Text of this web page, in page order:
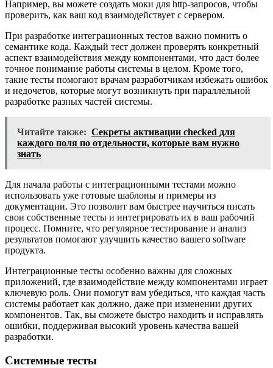
Например, вы можете создать моки для http-запросов, чтобы
проверить, как ваш код взаимодействует с сервером.
При разработке интеграционных тестов важно помнить о
семантике кода. Каждый тест должен проверять конкретный
аспект взаимодействия между компонентами, что даст более
точное понимание работы системы в целом. Кроме того,
такие тесты помогают врачам разработчикам избежать ошибок
и недочетов, которые могут возникнуть при параллельной
разработке разных частей системы.
Читайте также: Секреты активации checked для
каждого поля по отдельности, которые вам нужно
знать
Для начала работы с интеграционными тестами можно
использовать уже готовые шаблоны и примеры из
документации. Это позволит вам быстрее научиться писать
свои собственные тесты и интегрировать их в ваш рабочий
процесс. Помните, что регулярное тестирование и анализ
результатов помогают улучшить качество вашего software
продукта.
Интеграционные тесты особенно важны для сложных
приложений, где взаимодействие между компонентами играет
ключевую роль. Они помогут вам убедиться, что каждая часть
системы работает как должно, даже при изменении других
компонентов. Так, вы сможете быстро находить и исправлять
ошибки, поддерживая высокий уровень качества вашей
разработки.
Системные тесты